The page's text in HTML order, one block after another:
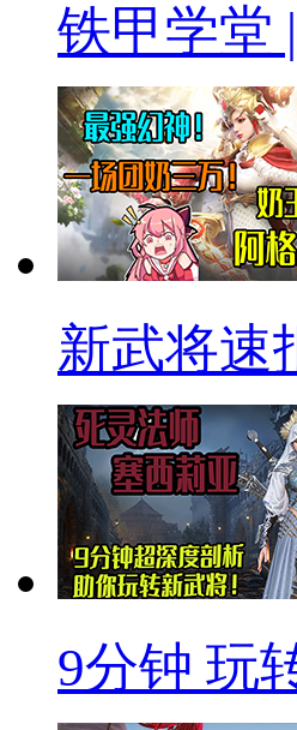
铁甲学堂
新武将速
9分钟 玩